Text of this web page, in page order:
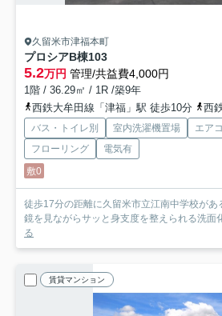
久留米市津福本町
プロシアB棟103
5.2万円 管理/共益費4,000円
1階 / 36.29㎡ / 1R /築9年
西鉄大牟田線「津福」駅 徒歩10分
西鉄
バス・トイレ別 室内洗濯機置場 エア
フローリング
電気有
敷0
徒歩17分の距離に久留米市立江南中学校があ
鏡を見ながらサッと身支度を整えられる洗面
る
賃貸マンション